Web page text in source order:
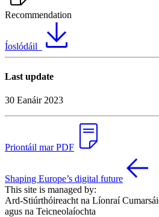
Recommendation
Íoslódáil
Last update
30 Eanáir 2023
Priontáil mar PDF
Shaping Europe’s digital future
This site is managed by:
Ard-Stiúrthóireacht na Líonraí
agus na Teicneolaíochta